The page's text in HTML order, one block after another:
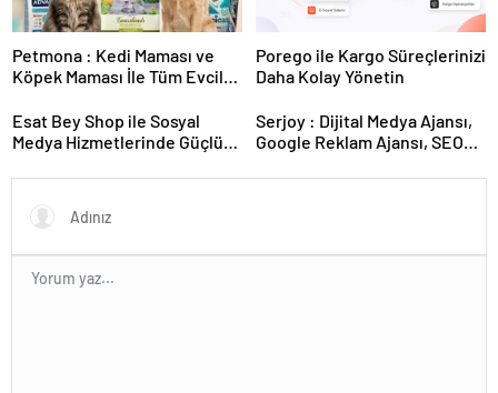
Petmona : Kedi Maması ve
Köpek Maması İle Tüm Evcil
Porego ile Kargo Süreçlerinizi
Daha Kolay Yönetin
Esat Bey Shop ile Sosyal
Medya Hizmetlerinde Güçlü
Serjoy : Dijital Medya Ajansı,
Google Reklam Ajansı, SEO